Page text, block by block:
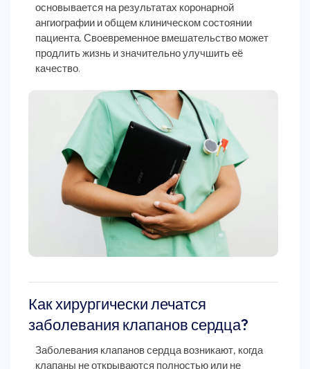
основывается на результатах коронарной
ангиографии и общем клиническом состоянии
пациента. Своевременное вмешательство может
продлить жизнь и значительно улучшить её
качество.
Как хирургически лечатся
заболевания клапанов сердца?
Заболевания клапанов сердца возникают, когда
клапаны не открываются полностью или не